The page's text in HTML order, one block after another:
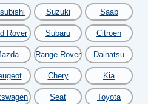
Suzuki Saab
Rover Subaru Citroen
Range Rover Daihatsu
Chery Kia
Seat Toyota